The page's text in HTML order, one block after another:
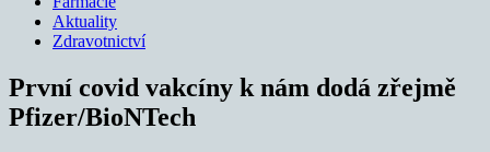
Aktuality
Zdravotnictví
První covid vakcíny k nám dodá zřejmě
Pfizer/BioNTech